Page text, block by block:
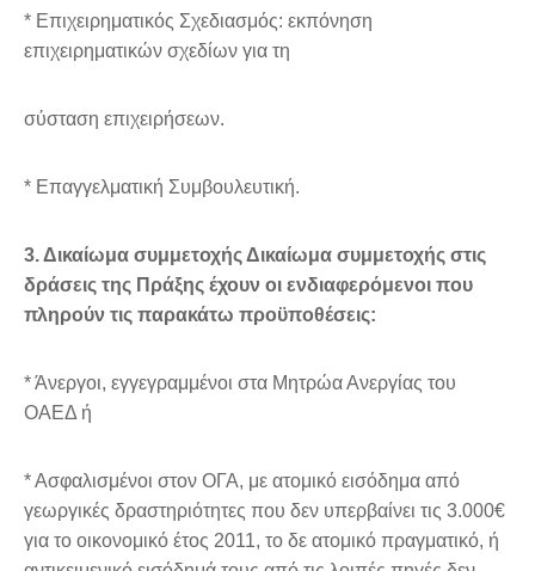
* Επιχειρηματικός Σχεδιασμός: εκπόνηση
επιχειρηματικών σχεδίων για τη
σύσταση επιχειρήσεων.
* Επαγγελματική Συμβουλευτική.
3. Δικαίωμα συμμετοχής Δικαίωμα συμμετοχής στις
δράσεις της Πράξης έχουν οι ενδιαφερόμενοι που
πληρούν τις παρακάτω προϋποθέσεις:
* Άνεργοι, εγγεγραμμένοι στα Μητρώα Ανεργίας του
ΟΑΕΔ ή
* Ασφαλισμένοι στον ΟΓΑ, με ατομικό εισόδημα από
γεωργικές δραστηριότητες που δεν υπερβαίνει τις 3.000€
για το οικονομικό έτος 2011, το δε ατομικό πραγματικό, ή